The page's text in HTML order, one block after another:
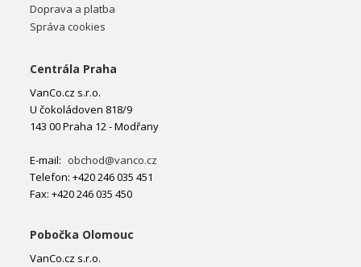
Doprava a platba
Správa cookies
Centrála Praha
VanCo.cz s.r.o.
U čokoládoven 818/9
143 00 Praha 12 - Modřany
E-mail: obchod@vanco.cz
Telefon: +420 246 035 451
Fax: +420 246 035 450
Pobočka Olomouc
VanCo.cz s.r.o.